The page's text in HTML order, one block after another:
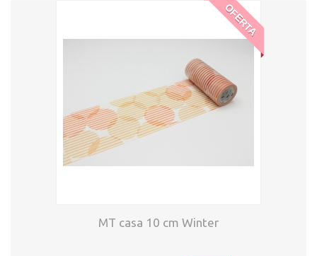
OFERTA
MT casa 10 cm Winter